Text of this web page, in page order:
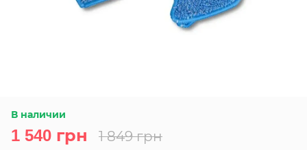
В наличии
1 540 грн 1 849 грн